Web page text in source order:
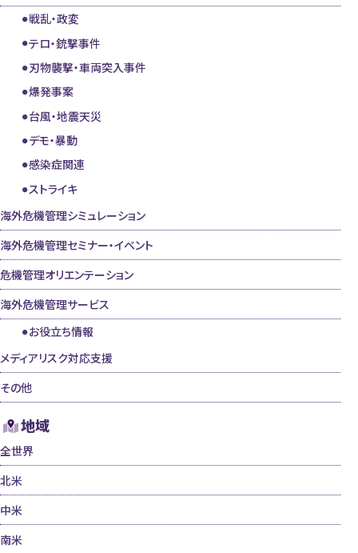
戦乱・政変
テロ・銃撃事件
刃物襲撃・車両突入事件
爆発事案
台風・地震天災
デモ・暴動
感染症関連
ストライキ
海外危機管理シミュレーション
海外危機管理セミナー・イベント
危機管理オリエンテーション
海外危機管理サービス
お役立ち情報
メディアリスク対応支援
その他
地域
全世界
北米
中米
南米